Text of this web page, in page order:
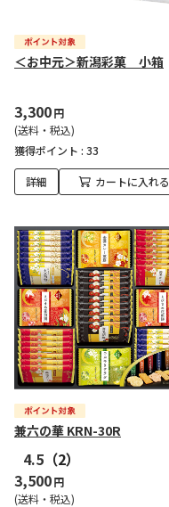
＜お中元＞新潟彩菓 小箱
3,300円
(送料・税込)
獲得ポイント : 33
詳細 カートに入れる
兼六の華 KRN-30R
4.5 （2）
3,500円
(送料・税込)